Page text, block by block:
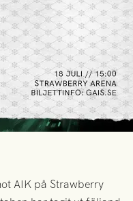
AIK på Strawberry